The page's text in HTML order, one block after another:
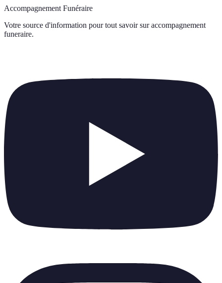
Accompagnement Funéraire
Votre source d'information pour tout savoir sur accompagnement
funeraire.